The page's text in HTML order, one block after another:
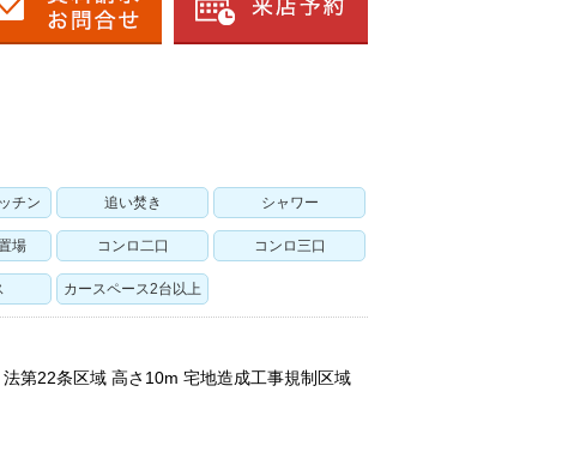
チン 追い焚き シャワー
場 コンロ二口 コンロ三口
カースペース2台以上
第22条区域 高さ10m 宅地造成工事規制区域